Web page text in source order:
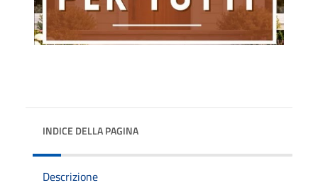
INDICE DELLA PAGINA
Descrizione